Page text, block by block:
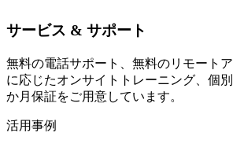
サービス & サポート
無料の電話サポート、無料のリモート
に応じたオンサイトトレーニング、個
か月保証をご用意しています。
活用事例